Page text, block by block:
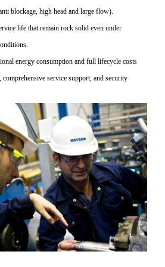
blockage, high head and large flow).
life that remain rock solid even under
energy consumption and full lifecycle costs
comprehensive service support, and security